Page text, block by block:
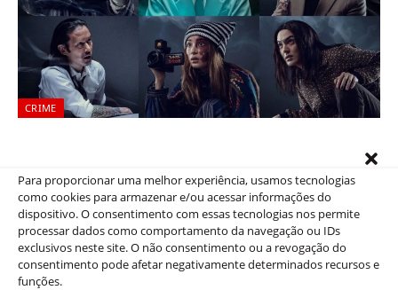
Para proporcionar uma melhor experiência, usamos tecnologias
como cookies para armazenar e/ou acessar informações do
dispositivo. O consentimento com essas tecnologias nos permite
processar dados como comportamento da navegação ou IDs
exclusivos neste site. O não consentimento ou a revogação do
consentimento pode afetar negativamente determinados recursos e
funções.
CRIME
Assisti Vapor Humano e fiquei preso na mistura única de
ficção científica com crime que não se encontra facilmente
nos…